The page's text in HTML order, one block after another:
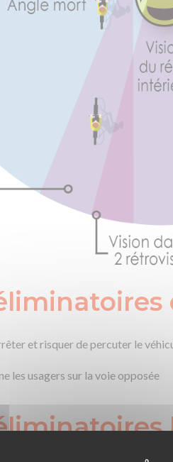
et risquer de percuter le
les usagers sur la voie opposée